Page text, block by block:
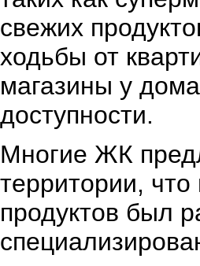
свежих
ходьбы от
магазины у
доступности.
Многие ЖК
территории,
продуктов был